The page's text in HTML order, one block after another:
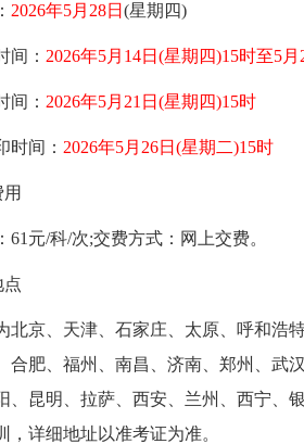
2026年5月28日 (星期四)
间： 2026年5月14日(星期四)15时至5
间： 2026年5月21日(星期四)15时
时间： 2026年5月26日(星期二)15时
61元/科/次;交费方式：网上交费。
点
北京、天津、石家庄、太原、呼和浩
合肥、福州、南昌、济南、郑州、武
、昆明、拉萨、西安、兰州、西宁、
，详细地址以准考证为准。